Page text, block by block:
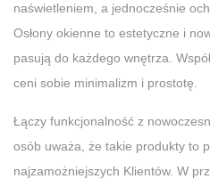
naświetleniem, a jednocześnie
Osłony okienne to estetyczne i
pasują do każdego wnętrza.
ceni sobie minimalizm i prostotę.
Łączy funkcjonalność z
osób uważa, że takie produkty to
najzamożniejszych Klientów. W